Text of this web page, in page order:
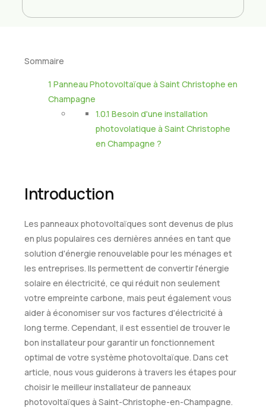
Sommaire
1 Panneau Photovoltaïque à Saint Christophe en
Champagne
1.0.1 Besoin d'une installation
photovolatique à Saint Christophe
en Champagne ?
Introduction
Les panneaux photovoltaïques sont devenus de plus
en plus populaires ces dernières années en tant que
solution d'énergie renouvelable pour les ménages et
les entreprises. Ils permettent de convertir l'énergie
solaire en électricité, ce qui réduit non seulement
votre empreinte carbone, mais peut également vous
aider à économiser sur vos factures d'électricité à
long terme. Cependant, il est essentiel de trouver le
bon installateur pour garantir un fonctionnement
optimal de votre système photovoltaïque. Dans cet
article, nous vous guiderons à travers les étapes pour
choisir le meilleur installateur de panneaux
photovoltaïques à Saint-Christophe-en-Champagne.